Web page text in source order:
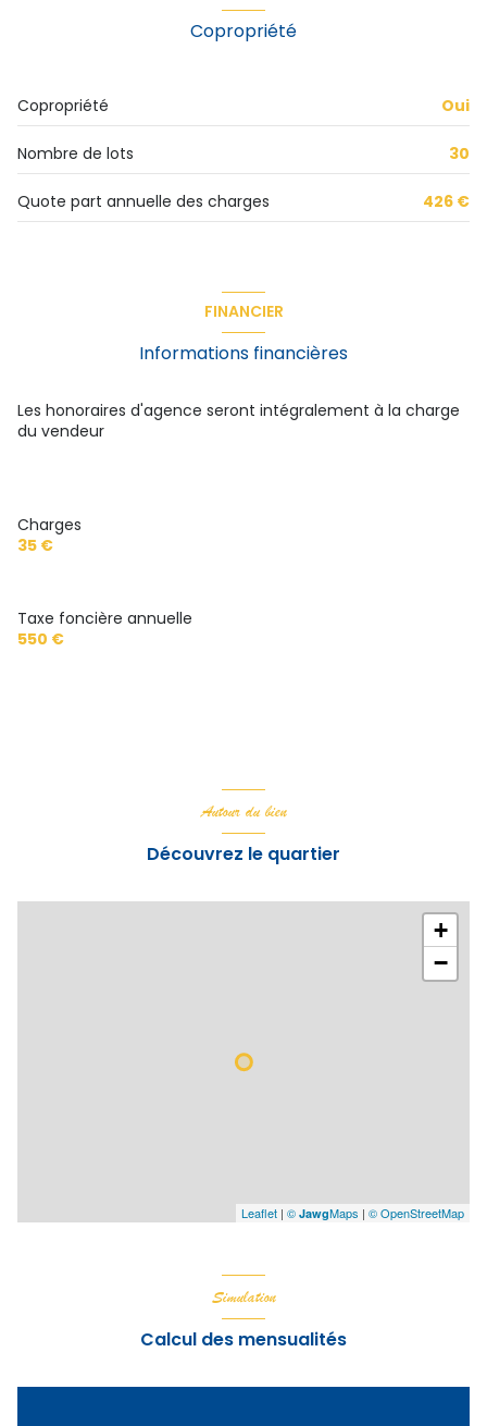
Copropriété
Copropriété Oui
Nombre de lots 30
Quote part annuelle des charges 426 €
FINANCIER
Informations financières
Les honoraires d'agence seront intégralement à la charge
du vendeur
Charges
35 €
Taxe foncière annuelle
550 €
Autour du bien
Découvrez le quartier
+
−
Leaflet | © JawgMaps | © OpenStreetMap
Simulation
Calcul des mensualités